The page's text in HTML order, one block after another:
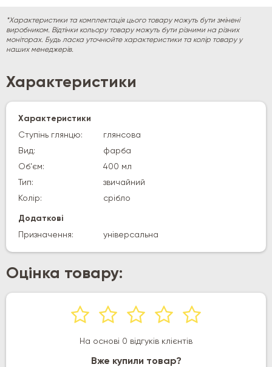
*Характеристики та комплектація цього товару можуть бути змінені
виробником. Відтінки кольору товару можуть бути різними на різних
моніторах. Будь ласка уточнюйте характеристики та колір товару у
наших менеджерів.
Характеристики
Характеристики
Ступінь глянцю:
глянсова
Вид:
фарба
Об'єм:
400 мл
Тип:
звичайний
Колір:
срібло
Додаткові
Призначення:
універсальна
Оцінка товару:
На основі 0 відгуків клієнтів
Вже купили товар?